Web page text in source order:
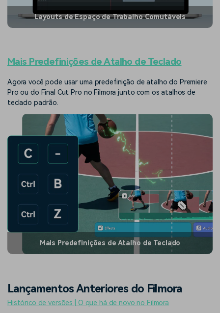
Layouts de Espaço de Trabalho Comutáveis
Mais Predefinições de Atalho de Teclado
Mais Predefinições de Atalho de Teclado
Agora você pode usar uma predefinição de atalho do Premiere
Pro ou do Final Cut Pro no Filmora junto com os atalhos de
teclado padrão.
Lançamentos Anteriores do Filmora
Histórico de versões | O que há de novo no Filmora